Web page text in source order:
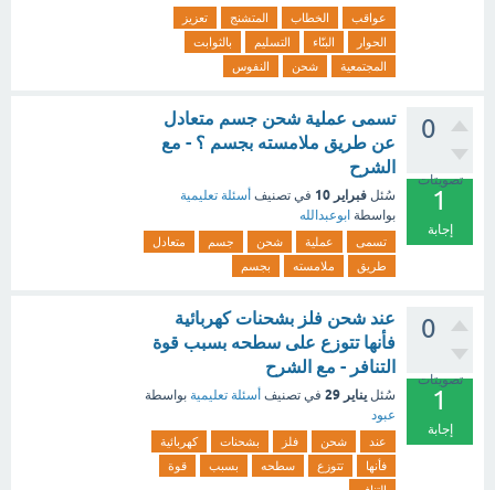
عواقب الخطاب المتشنج
تعزيز
الحوار
البنّاء التسليم
بالثوابت
المجتمعية
شحن النفوس
0
تصويتات
1
إجابة
تسمى عملية شحن جسم متعادل
عن طريق ملامسته بجسم ؟ - مع
الشرح
سُئل فبراير 10 في تصنيف أسئلة تعليمية
بواسطة ابوعبدالله
تسمى عملية شحن جسم
متعادل
طريق
ملامسته بجسم
0
تصويتات
1
إجابة
عند شحن فلز بشحنات كهربائية
فأنها تتوزع على سطحه بسبب قوة
التنافر - مع الشرح
سُئل يناير 29 في تصنيف أسئلة تعليمية بواسطة
عبود
عند شحن فلز بشحنات
كهربائية
فأنها
تتوزع سطحه بسبب
قوة